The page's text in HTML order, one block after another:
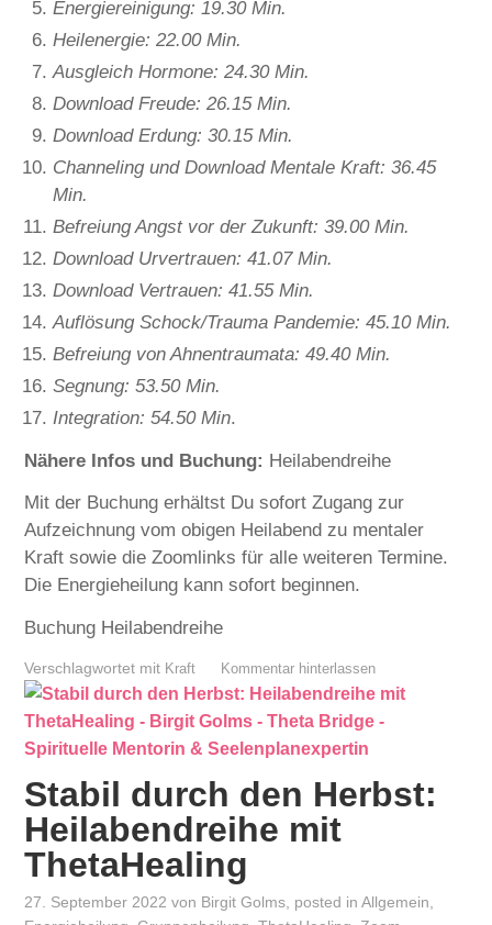
Energiereinigung: 19.30 Min.
Heilenergie: 22.00 Min.
Ausgleich Hormone: 24.30 Min.
Download Freude: 26.15 Min.
Download Erdung: 30.15 Min.
Channeling und Download Mentale Kraft: 36.45
Min.
Befreiung Angst vor der Zukunft: 39.00 Min.
Download Urvertrauen: 41.07 Min.
Download Vertrauen: 41.55 Min.
Auflösung Schock/Trauma Pandemie: 45.10 Min.
Befreiung von Ahnentraumata: 49.40 Min.
Segnung: 53.50 Min.
Integration: 54.50 Min.
Nähere Infos und Buchung: Heilabendreihe
Mit der Buchung erhältst Du sofort Zugang zur
Aufzeichnung vom obigen Heilabend zu mentaler
Kraft sowie die Zoomlinks für alle weiteren Termine.
Die Energieheilung kann sofort beginnen.
Buchung Heilabendreihe
Verschlagwortet mit Kraft Kommentar hinterlassen
Stabil durch den Herbst:
Heilabendreihe mit
ThetaHealing
27. September 2022 von Birgit Golms , posted inAllgemein